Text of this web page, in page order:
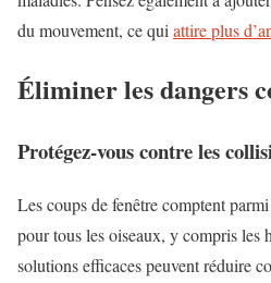
du mouvement, ce qui attire plus
Éliminer les dangers
Protégez-vous contre les
Les coups de fenêtre comptent
pour tous les oiseaux, y compris les
solutions efficaces peuvent réduire